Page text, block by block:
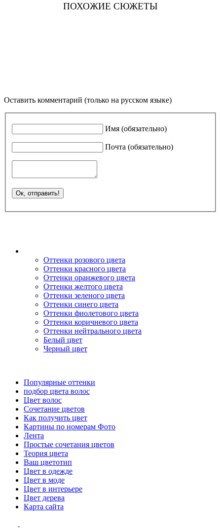
ПОХОЖИЕ СЮЖЕТЫ
Оставить комментарий (только на русском языке)
Имя (обязательно)
Почта (обязательно)
Оттенки розового цвета
Оттенки красного цвета
Оттенки оранжевого цвета
Оттенки желтого цвета
Оттенки зеленого цвета
Оттенки синего цвета
Оттенки фиолетового цвета
Оттенки коричневого цвета
Оттенки нейтрального цвета
Белый цвет
Черный цвет
Популярные оттенки
подбор цвета волос
Цвет волос
Сочетание цветов
Как получить цвет
Картины по номерам Фото
Лента
Простые сочетания цветов
Теория цвета
Ваш цветотип
Цвет в одежде
Цвет в моде
Цвет в интерьере
Цвет дерева
Карта сайта